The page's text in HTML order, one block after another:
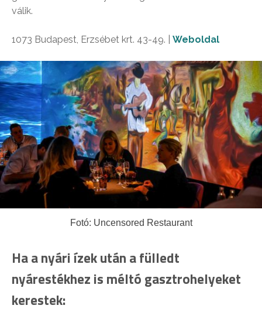
válik.
1073 Budapest, Erzsébet krt. 43-49. | Weboldal
Fotó: Uncensored Restaurant
Ha a nyári ízek után a fülledt
nyárestékhez is méltó gasztrohelyeket
kerestek: